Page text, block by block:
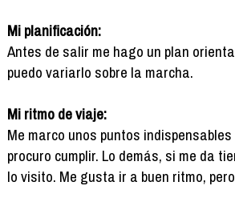
Mi planificación:
Antes de salir me hago un plan
puedo variarlo sobre la marcha.
Mi ritmo de viaje:
Me marco unos puntos
procuro cumplir. Lo demás, si me da
lo visito. Me gusta ir a buen ritmo,